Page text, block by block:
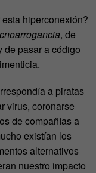
hiperconexión?
, de
de pasar a código
a piratas
virus, coronarse
de compañías a
existían los
alternativos
nuestro impacto